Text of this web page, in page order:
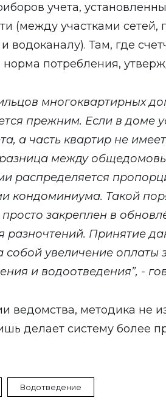
учета,
(между участками
водоканалу). Там, где
потребления,
многоквартирных
прежним. Если в доме
а часть квартир не
разница между
распределяется
кондоминиума. Такой
закреплен в
разночтений. Принятие
собой увеличение оплаты
и водоотведения”, -
ведомства, методика не
делает систему более
Водотведение